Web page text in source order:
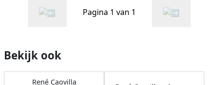
Pagina 1 van 1
Bekijk ook
René Caovilla